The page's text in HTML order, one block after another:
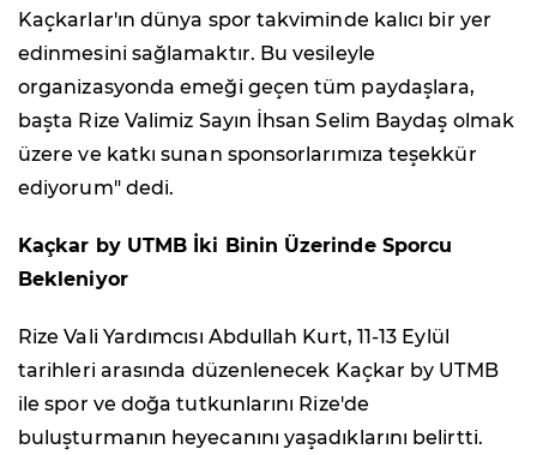
Kaçkarlar'ın dünya spor takviminde kalıcı bir yer
edinmesini sağlamaktır. Bu vesileyle
organizasyonda emeği geçen tüm paydaşlara,
başta Rize Valimiz Sayın İhsan Selim Baydaş olmak
üzere ve katkı sunan sponsorlarımıza teşekkür
ediyorum" dedi.
Kaçkar by UTMB İki Binin Üzerinde Sporcu
Bekleniyor
Rize Vali Yardımcısı Abdullah Kurt, 11-13 Eylül
tarihleri arasında düzenlenecek Kaçkar by UTMB
ile spor ve doğa tutkunlarını Rize'de
buluşturmanın heyecanını yaşadıklarını belirtti.